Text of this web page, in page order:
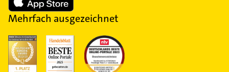
Mehrfach ausgezeichnet